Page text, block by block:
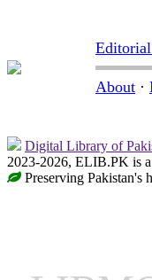
About ·
Digital Library of
2023-2026, ELIB.PK is
Preserving Pakistan's